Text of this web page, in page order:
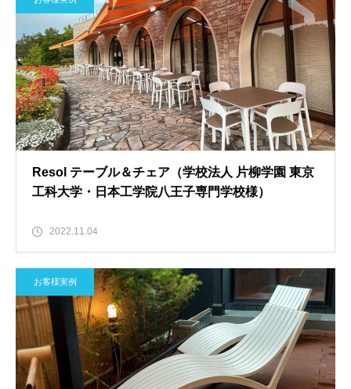
Resol テーブル＆チェア（学校法人 片柳学園 東京
工科大学・日本工学院八王子専門学校様）
2022.11.04
お客様実例